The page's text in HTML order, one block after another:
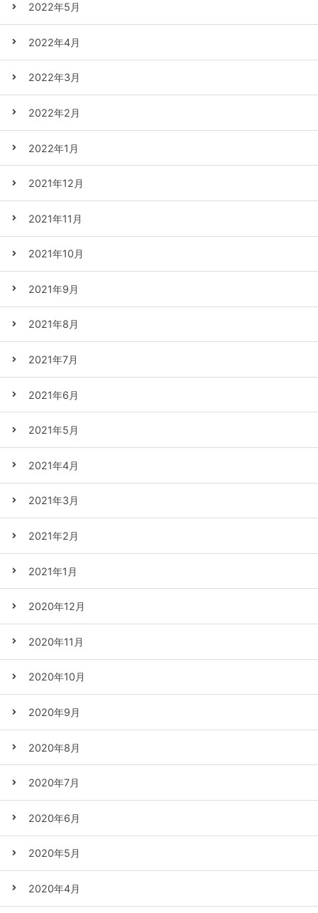
2022年5月
2022年4月
2022年3月
2022年2月
2022年1月
2021年12月
2021年11月
2021年10月
2021年9月
2021年8月
2021年7月
2021年6月
2021年5月
2021年4月
2021年3月
2021年2月
2021年1月
2020年12月
2020年11月
2020年10月
2020年9月
2020年8月
2020年7月
2020年6月
2020年5月
2020年4月